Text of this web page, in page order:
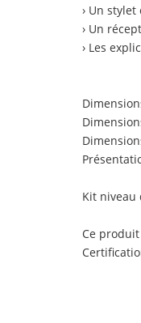
› Un stylet
› Un
› Les
Kit
Ce